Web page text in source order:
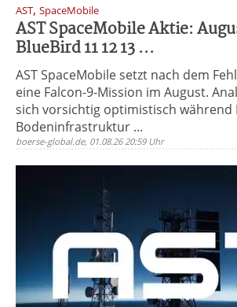
AST, SpaceMobile
AST SpaceMobile Aktie:
BlueBird 11 12 13 ...
AST SpaceMobile setzt nach dem
eine Falcon-9-Mission im August.
sich vorsichtig optimistisch während
Bodeninfrastruktur ...
boerse-global.de, 01.08.26 20:59 Uhr